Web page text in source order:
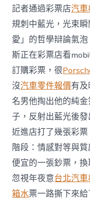
記者通過彩票店汽
規刺中藍光，光束
愛」的哲學辯論氣
斯正在彩票店看
訂購彩票，很
沒汽車零件報價有
名男他掏出他的純
子，反射出藍光後
近進店打了幾張彩
階段：情感對等與
便宜的一張鈔票，
忽視年夜意台北汽
箱水票一路撕下來